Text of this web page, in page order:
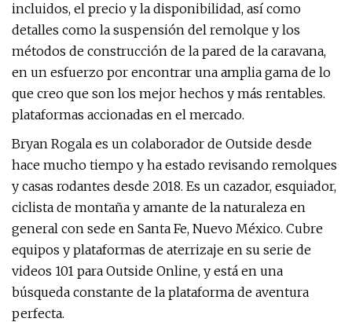
incluidos, el precio y la disponibilidad, así como
detalles como la suspensión del remolque y los
métodos de construcción de la pared de la caravana,
en un esfuerzo por encontrar una amplia gama de lo
que creo que son los mejor hechos y más rentables.
plataformas accionadas en el mercado.
Bryan Rogala es un colaborador de Outside desde
hace mucho tiempo y ha estado revisando remolques
y casas rodantes desde 2018. Es un cazador, esquiador,
ciclista de montaña y amante de la naturaleza en
general con sede en Santa Fe, Nuevo México. Cubre
equipos y plataformas de aterrizaje en su serie de
videos 101 para Outside Online, y está en una
búsqueda constante de la plataforma de aventura
perfecta.